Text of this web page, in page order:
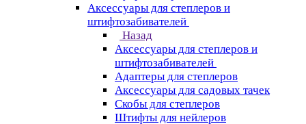
Аксессуары для степлеров и
штифтозабивателей
Назад
Аксессуары для степлеров и
штифтозабивателей
Адаптеры для степлеров
Аксессуары для садовых тачек
Скобы для степлеров
Штифты для нейлеров